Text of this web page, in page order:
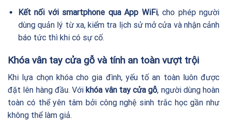
Kết nối với smartphone qua App WiFi, cho phép người
dùng quản lý từ xa, kiểm tra lịch sử mở cửa và nhận cảnh
báo tức thì khi có sự cố.
Khóa vân tay cửa gỗ và tính an toàn vượt trội
Khi lựa chọn khóa cho gia đình, yếu tố an toàn luôn được
đặt lên hàng đầu. Với khóa vân tay cửa gỗ, người dùng hoàn
toàn có thể yên tâm bởi công nghệ sinh trắc học gần như
không thể làm giả.